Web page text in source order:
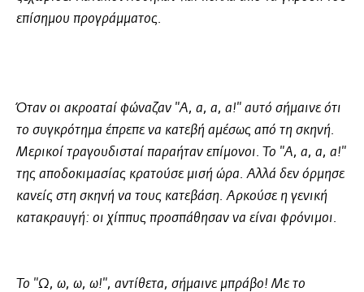
επίσημου προγράμματος.
Όταν οι ακροαταί φώναζαν "Α, α, α, α!" αυτό σήμαινε ότι
το συγκρότημα έπρεπε να κατεβή αμέσως από τη σκηνή.
Μερικοί τραγουδισταί παραήταν επίμονοι. Το "Α, α, α, α!"
της αποδοκιμασίας κρατούσε μισή ώρα. Αλλά δεν όρμησε
κανείς στη σκηνή να τους κατεβάση. Αρκούσε η γενική
κατακραυγή: οι χίππυς προσπάθησαν να είναι φρόνιμοι.
Το "Ω, ω, ω, ω!", αντίθετα, σήμαινε μπράβο! Με το